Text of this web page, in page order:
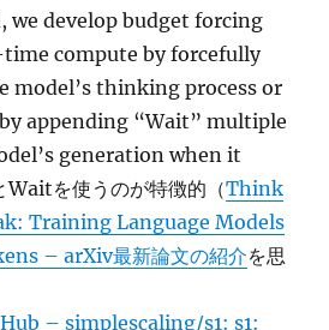
we develop budget forcing
compute by forcefully
model’s thinking process or
appending “Wait” multiple
generation when it
を使うのが特徴的（Think
Training Language Models
– arXiv最新論文の紹介を思
– simplescaling/s1: s1: